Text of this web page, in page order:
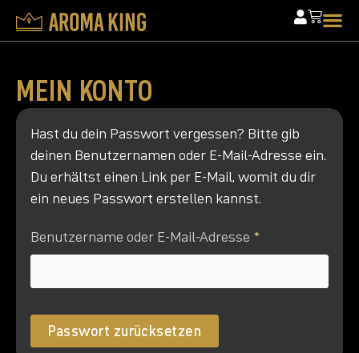
MEIN KONTO
Hast du dein Passwort vergessen? Bitte gib
deinen Benutzernamen oder E-Mail-Adresse ein.
Du erhältst einen Link per E-Mail, womit du dir
ein neues Passwort erstellen kannst.
Benutzername oder E-Mail-Adresse *
Passwort zurücksetzen